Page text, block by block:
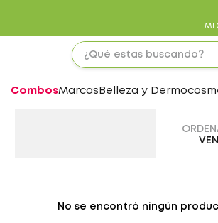
MI
CombosMarcas Belleza y
No se encontró ningún